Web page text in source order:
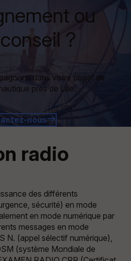
ou
?
dans votre projet de
près de Lille.
nous
radio
des différents
sécurité) en mode
en mode numérique par
messages en mode
N. (appel sélectif numérique),
(système Mondiale de